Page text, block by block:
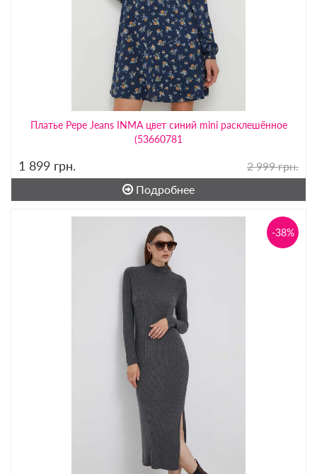
Платье Pepe Jeans INMA цвет синий mini расклешённое
(53660781
1 899 грн.
2 999 грн.
Подробнее
-38%